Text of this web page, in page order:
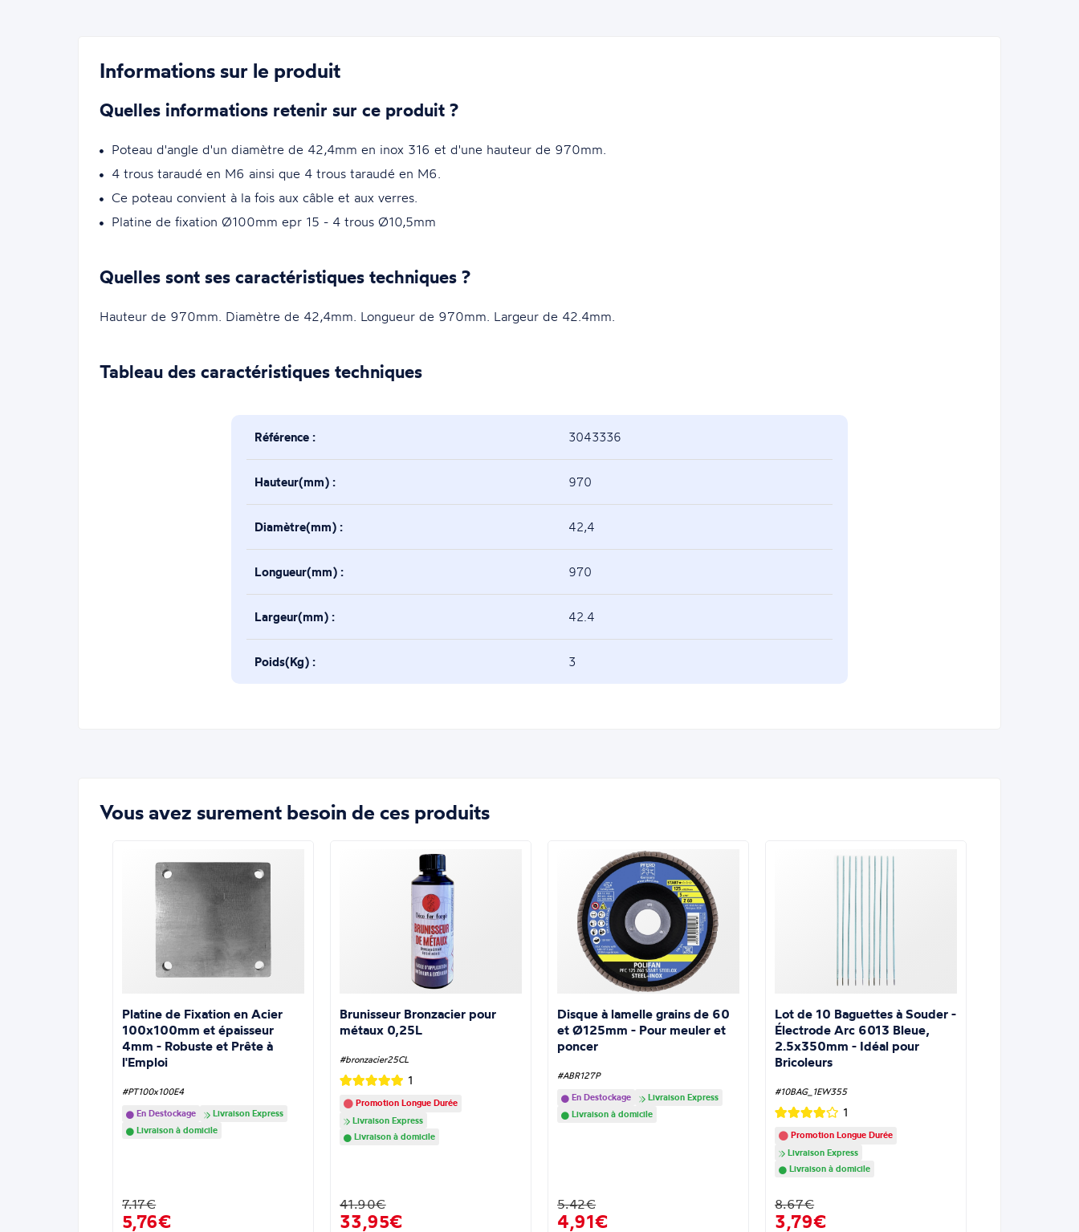
Informations sur le produit
Quelles informations retenir sur ce produit ?
Poteau d'angle d'un diamètre de 42,4mm en inox 316 et d'une hauteur de 970mm.
4 trous taraudé en M6 ainsi que 4 trous taraudé en M6.
Ce poteau convient à la fois aux câble et aux verres.
Platine de fixation Ø100mm epr 15 - 4 trous Ø10,5mm
Quelles sont ses caractéristiques techniques ?
Hauteur de 970mm. Diamètre de 42,4mm. Longueur de 970mm. Largeur de 42.4mm.
Tableau des caractéristiques techniques
Référence : 3043336
Hauteur(mm) : 970
Diamètre(mm) : 42,4
Longueur(mm) : 970
Largeur(mm) : 42.4
Poids(Kg) : 3
Vous avez surement besoin de ces produits
Platine de Fixation en Acier
100x100mm et épaisseur
4mm - Robuste et Prête à
l'Emploi
#PT100x100E4
En Destockage
Livraison Express
Livraison à domicile
7.17€
5,76€
Brunisseur Bronzacier pour
métaux 0,25L
#bronzacier25CL
1
Promotion Longue Durée
Livraison Express
Livraison à domicile
41.90€
33,95€
Disque à lamelle grains de 60
et Ø125mm - Pour meuler et
poncer
#ABR127P
En Destockage
Livraison Express
Livraison à domicile
5.42€
4,91€
Lot de 10 Baguettes à Souder -
Électrode Arc 6013 Bleue,
2.5x350mm - Idéal pour
Bricoleurs
#10BAG_1EW355
1
Promotion Longue Durée
Livraison Express
Livraison à domicile
8.67€
3,79€